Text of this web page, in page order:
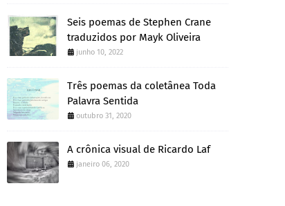
Seis poemas de Stephen Crane
traduzidos por Mayk Oliveira
junho 10, 2022
Três poemas da coletânea Toda
Palavra Sentida
outubro 31, 2020
A crônica visual de Ricardo Laf
janeiro 06, 2020